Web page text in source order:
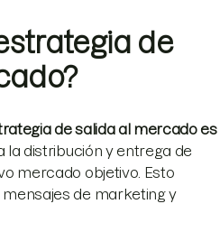
de
de salida al mercado es
la distribución y entrega de
mercado objetivo. Esto
de marketing y